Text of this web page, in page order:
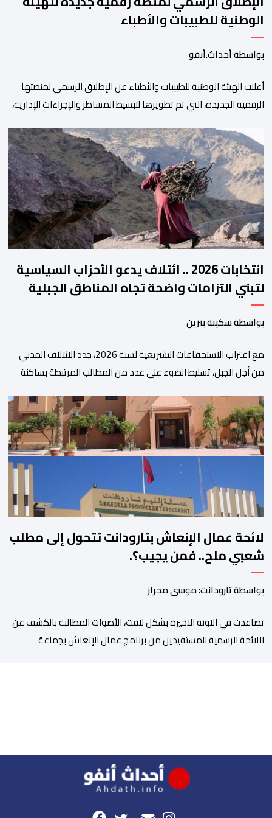
الوطنية للطبيبات والأطباء
بواسطة أحداث.أنفو
أعلنت الهيئة الوطنية للطبيبات والأطباء عن الإطلاق الرسمي لمنصتها
الرقمية الجديدة، التي تم تطويرها لتبسيط المساطر والإجراءات الإدارية،
والمجالس الجهوية للهيئة إلى جانب الهيئة الوطنية. وذكر بلاغ للهيئة أن
هذه المنصة، التي تم إطلاقها في إطار استراتيجيتها الرامية إلى التحديث
والتحول الرقمي، تشكل خطوة مهمة في […]
انتخابات 2026 .. ائتلاف يدعو الأحزاب السياسية
لتبني التزامات واضحة تجاه المناطق الجبلية
بواسطة سكينة بنزين
مع اقتراب الاستحقاقات التشريعية لسنة 2026، جدد الائتلاف المدني
من أجل الجبل، تسليط الضوء على عدد من المطالب المرتبطة بساكنة
فيها الأحزاب السياسية، إلى ادراج 10 التزامات ضمن برامجها الانتخابية
المنتظرة، في إطار تعاقد سياسي مع المناطق الجبلية والانتقال من
الوعود الانتخابية إلى التزامات عملية […]
لائحة عمال الإنعاش بتارودانت تتحول إلى مطلب
شعبي ملح.. فمن يجيب؟.
بواسطة تارودانت: موسى محراز
تصاعدت في الاونة الاخيرة بشكل لافت، الأصوات المطالبة بالكشف عن
اللائحة الرسمية للمستفيدين من برنامج عمال الإنعاش بجماعة